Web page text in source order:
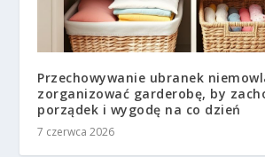
Przechowywanie ubranek
zorganizować garderobę, by
porządek i wygodę na co dzień
7 czerwca 2026